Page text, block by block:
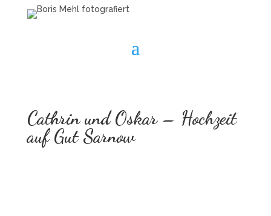
Cathrin und Oskar – Hochzeit
auf Gut Sarnow